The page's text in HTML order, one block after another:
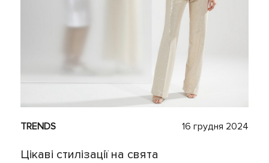
TRENDS 16 грудня 2024
Цікаві стилізації на свята